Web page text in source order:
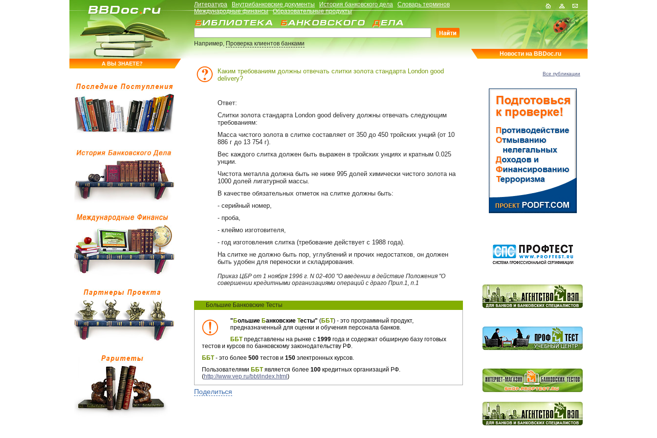
А ВЫ ЗНАЕТЕ?
Литература Внутрибанковские документы История банковского дела
Словарь терминов
Международные финансы
Образовательные продукты
Например,Проверка клиентов банками
Каким требованиям должны отвечать слитки золота стандарта London good
delivery?
Ответ:
Слитки золота стандарта London good delivery должны отвечать следующим
требованиям:
Масса чистого золота в слитке составляет от 350 до 450 тройских унций (от 10
886 г до 13 754 г).
Вес каждого слитка должен быть выражен в тройских унциях и кратным 0.025
унции.
Чистота металла должна быть не ниже 995 долей химически чистого золота на
1000 долей лигатурной массы.
В качестве обязательных отметок на слитке должны быть:
- серийный номер,
- проба,
- клеймо изготовителя,
- год изготовления слитка (требование действует с 1988 года).
На слитке не должно быть пор, углублений и прочих недостатков, он должен
быть удобен для переноски и складирования.
Приказ ЦБР от 1 ноября 1996 г. N 02-400 "О введении в действие Положения "О
совершении кредитными организациями операций с драго Прил.1, п.1
Большие Банковские Тесты
" Большие Банковские Тесты" (ББТ) - это программный продукт,
предназначенный для оценки и обучения персонала банков.
ББТпредставлены на рынке с 1999 года и содержат обширную базу готовых
тестов и курсов по банковскому законодательству РФ.
ББТ- это более 500 тестов и 150 электронных курсов.
Пользователями ББТявляется более 100 кредитных организаций РФ.
(http://www.vep.ru/bbt/index.html )
Поделиться
Новости на BBDoc.ru
Все публикации